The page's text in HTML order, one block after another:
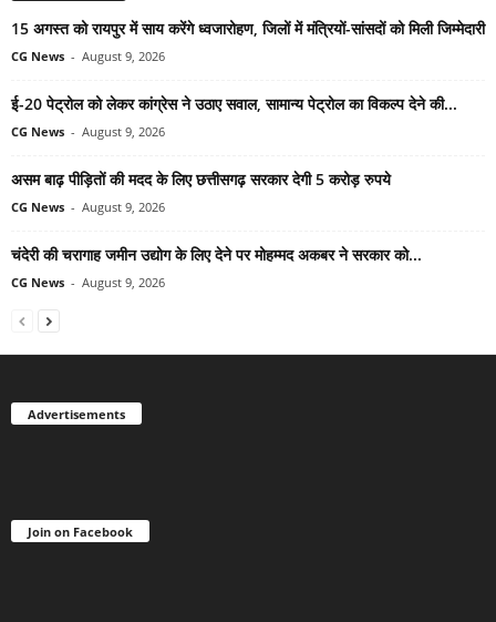
15 अगस्त को रायपुर में साय करेंगे ध्वजारोहण, जिलों में मंत्रियों-सांसदों को मिली जिम्मेदारी
CG News - August 9, 2026
ई-20 पेट्रोल को लेकर कांग्रेस ने उठाए सवाल, सामान्य पेट्रोल का विकल्प देने की...
CG News - August 9, 2026
असम बाढ़ पीड़ितों की मदद के लिए छत्तीसगढ़ सरकार देगी 5 करोड़ रुपये
CG News - August 9, 2026
चंदेरी की चरागाह जमीन उद्योग के लिए देने पर मोहम्मद अकबर ने सरकार को...
CG News - August 9, 2026
Advertisements
Join on Facebook